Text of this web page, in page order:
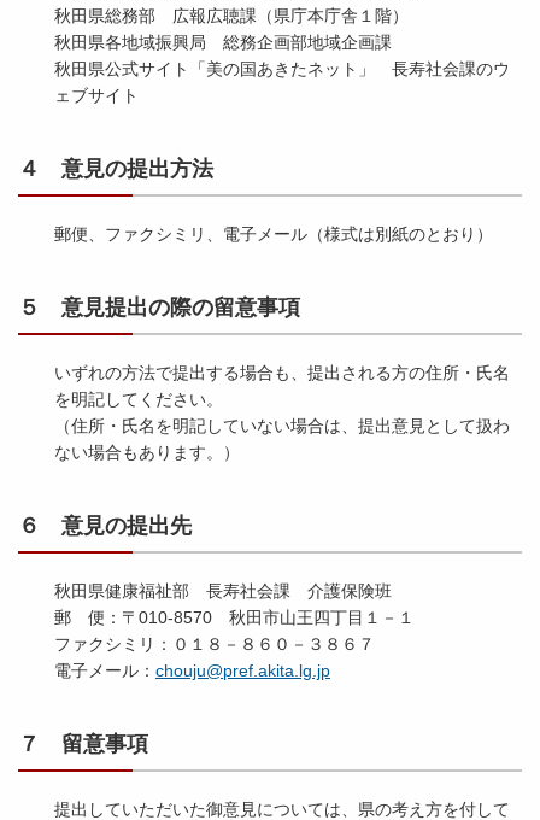
秋田県総務部 広報広聴課（県庁本庁舎１階）
秋田県各地域振興局 総務企画部地域企画課
秋田県公式サイト「美の国あきたネット」 長寿社会課のウ
ェブサイト
４ 意見の提出方法
郵便、ファクシミリ、電子メール（様式は別紙のとおり）
５ 意見提出の際の留意事項
いずれの方法で提出する場合も、提出される方の住所・氏名
を明記してください。
（住所・氏名を明記していない場合は、提出意見として扱わ
ない場合もあります。）
６ 意見の提出先
秋田県健康福祉部 長寿社会課 介護保険班
郵 便：〒010-8570 秋田市山王四丁目１－１
ファクシミリ：０１８－８６０－３８６７
電子メール： chouju@pref.akita.lg.jp
７ 留意事項
提出していただいた御意見については、県の考え方を付して